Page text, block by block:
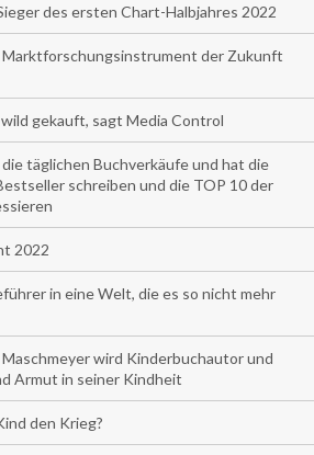
des ersten Chart-Halbjahres 2022
der Zukunft
gekauft, sagt Media Control
täglichen Buchverkäufe und hat die
schreiben und die TOP 10 der
2022
in eine Welt, die es so nicht mehr
wird Kinderbuchautor und
Armut in seiner Kindheit
den Krieg?